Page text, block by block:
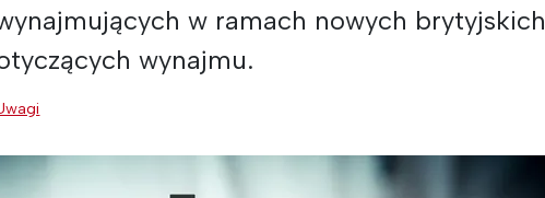
w ramach nowych brytyjskich
wynajmu.